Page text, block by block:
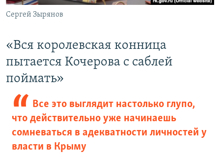
Сергей Зырянов
«Вся королевская конница
пытается Кочерова с саблей
поймать»
Все это выглядит настолько глупо,
что действительно уже начинаешь
сомневаться в адекватности личностей у
власти в Крыму